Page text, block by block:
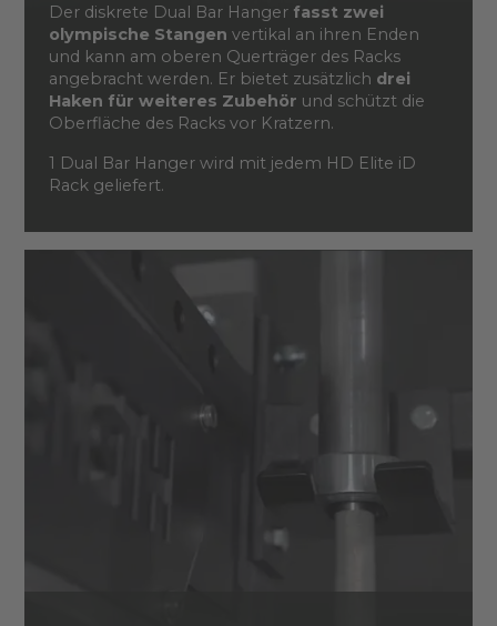
Der diskrete Dual Bar Hanger fasst zwei
olympische Stangen vertikal an ihren Enden
und kann am oberen Querträger des Racks
angebracht werden. Er bietet zusätzlich drei
Haken für weiteres Zubehör und schützt die
Oberfläche des Racks vor Kratzern.
1 Dual Bar Hanger wird mit jedem HD Elite iD
Rack geliefert.